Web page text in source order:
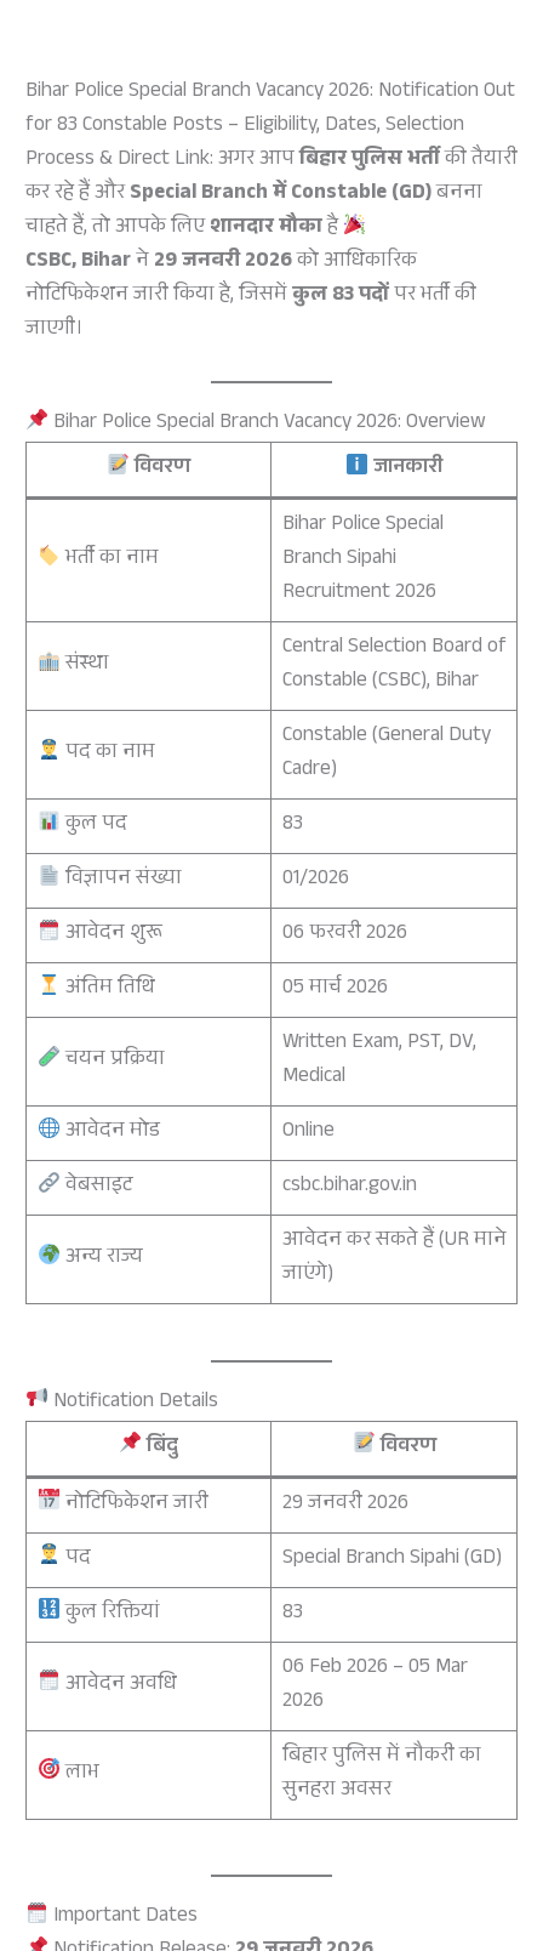
Bihar Police Special Branch Vacancy 2026: Notification Out
for 83 Constable Posts – Eligibility, Dates, Selection
Process & Direct Link: अगर आपबिहार पुलिस भर्तीकी तैयारी
कर रहे हैं औरSpecial Branch में Constable (GD)बनना
चाहते हैं, तो आपके लिएशानदार मौकाहै
CSBC, Biharने29 जनवरी 2026को आधिकारिक
नोटिफिकेशन जारी किया है, जिसमेंकुल 83 पदोंपर भर्ती की
जाएगी।
Bihar Police Special Branch Vacancy 2026: Overview
विवरण
जानकारी
भर्ती का नाम
Bihar Police Special
Branch Sipahi
Recruitment 2026
संस्था
Central Selection Board of
Constable (CSBC), Bihar
पद का नाम
Constable (General Duty
Cadre)
कुल पद
83
विज्ञापन संख्या
01/2026
आवेदन शुरू
06 फरवरी 2026
अंतिम तिथि
05 मार्च 2026
चयन प्रक्रिया
Written Exam, PST, DV,
Medical
आवेदन मोड
Online
वेबसाइट
csbc.bihar.gov.in
अन्य राज्य
आवेदन कर सकते हैं (UR माने
जाएंगे)
Notification Details
बिंदु
विवरण
नोटिफिकेशन जारी
29 जनवरी 2026
पद
Special Branch Sipahi (GD)
कुल रिक्तियां
83
आवेदन अवधि
06 Feb 2026 – 05 Mar
2026
लाभ
बिहार पुलिस में नौकरी का
सुनहरा अवसर
Important Dates